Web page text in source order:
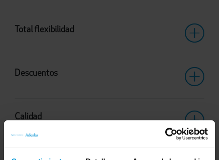
Total flexibilidad
Descuentos
Calidad